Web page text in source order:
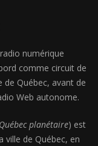
numérique
comme circuit de
Québec, avant de
Web autonome.
planétaire) est
ville de Québec, en